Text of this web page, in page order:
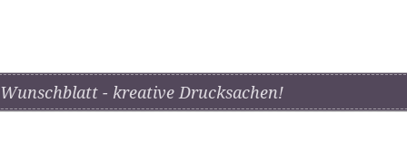
Wunschblatt - kreative Drucksachen!